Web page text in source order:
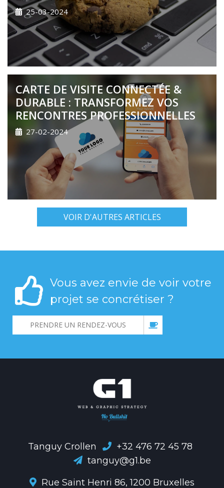
25-03-2024
CARTE DE VISITE CONNECTÉE &
DURABLE : TRANSFORMEZ VOS
RENCONTRES PROFESSIONNELLES
27-02-2024
VOIR D'AUTRES ARTICLES
Vous avez envie de voir votre
projet se concrétiser ?
PRENDRE UN RENDEZ-VOUS
Tanguy Crollen
+32 476 72 45 78
tanguy@g1.be
Rue Saint Henri 86, 1200 Bruxelles